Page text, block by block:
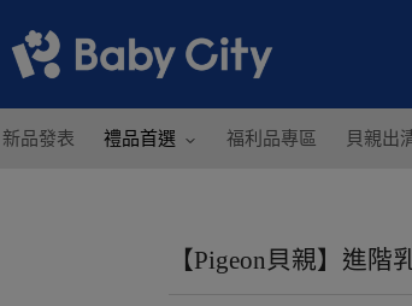
新品發表 禮品首選 福利品專區 貝親出
【Pigeon貝親】進